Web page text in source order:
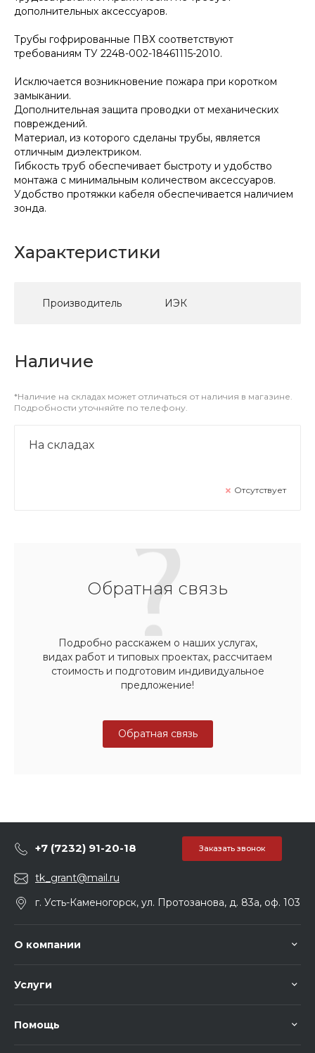
дополнительных аксессуаров.
Трубы гофрированные ПВХ соответствуют
требованиям ТУ 2248-002-18461115-2010.
Исключается возникновение пожара при коротком
замыкании.
Дополнительная защита проводки от механических
повреждений.
Материал, из которого сделаны трубы, является
отличным диэлектриком.
Гибкость труб обеспечивает быстроту и удобство
монтажа с минимальным количеством аксессуаров.
Удобство протяжки кабеля обеспечивается наличием
зонда.
Характеристики
Производитель ИЭК
Наличие
*Наличие на складах может отличаться от наличия в магазине.
Подробности уточняйте по телефону.
На складах
Отсутствует
Обратная связь
Подробно расскажем о наших услугах,
видах работ и типовых проектах, рассчитаем
стоимость и подготовим индивидуальное
предложение!
Обратная связь
+7 (7232) 91-20-18 Заказать звонок
tk_grant@mail.ru
г. Усть-Каменогорск, ул. Протозанова, д. 83а, оф. 103
О компании
Услуги
Помощь